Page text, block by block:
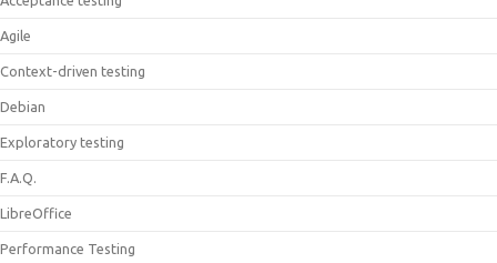
Agile
Context-driven testing
Debian
Exploratory testing
F.A.Q.
LibreOffice
Performance Testing